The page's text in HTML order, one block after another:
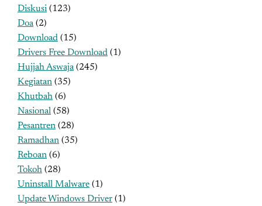
Diskusi (123)
Doa(2)
Download (15)
Drivers Free Download (1)
Hujjah Aswaja(245)
Kegiatan (35)
Khutbah (6)
Nasional (58)
Pesantren (28)
Ramadhan (35)
Reboan (6)
Tokoh (28)
Uninstall Malware (1)
Update Windows Driver (1)